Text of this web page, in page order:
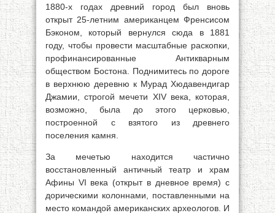
1880-х годах древний город был вновь
открыт 25-летним американцем Френсисом
Бэконом, который вернулся сюда в 1881
году, чтобы провести масштабные раскопки,
профинансированные Антикварным
обществом Бостона. Поднимитесь по дороге
в верхнюю деревню к Мурад Хюдавендигар
Джамии, строгой мечети XIV века, которая,
возможно, была до этого церковью,
построенной с взятого из древнего
поселения камня.
За мечетью находится частично
восстановленный античный театр и храм
Афины VI века (открыт в дневное время) с
дорическими колоннами, поставленными на
место командой американских археологов. И